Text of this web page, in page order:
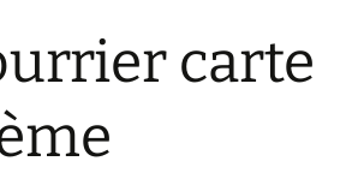
l’AIP
Infos pratiques
Maternelle
Infos pratiques
Élémentaire
carte